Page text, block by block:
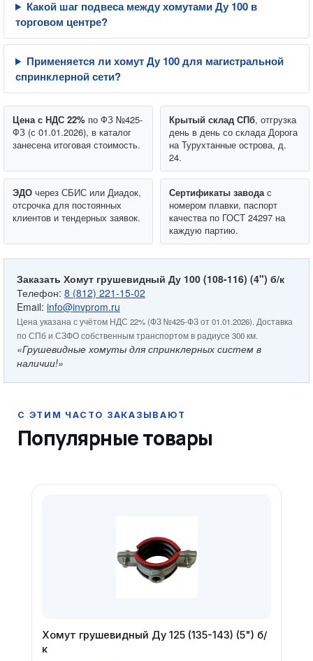
Какой шаг подвеса между хомутами Ду 100 в
торговом центре?
Применяется ли хомут Ду 100 для магистральной
спринклерной сети?
Цена с НДС 22% по ФЗ №425-
ФЗ (с 01.01.2026), в каталог
занесена итоговая стоимость.
Крытый склад СПб, отгрузка
день в день со склада Дорога
на Турухтанные острова, д.
24.
ЭДО через СБИС или Диадок,
отсрочка для постоянных
клиентов и тендерных заявок.
Сертификаты заводас
номером плавки, паспорт
качества по ГОСТ 24297 на
каждую партию.
Заказать Хомут грушевидный Ду 100 (108-116) (4") б/к
Телефон: 8 (812) 221-15-02
Email: info@invprom.ru
Цена указана с учётом НДС 22% (ФЗ №425-ФЗ от 01.01.2026). Доставка
по СПб и СЗФО собственным транспортом в радиусе 300 км.
«Грушевидные хомуты для спринклерных систем в
наличии!»
Популярные товары
Хомут грушевидный Ду 125 (135-143) (5") б/
к